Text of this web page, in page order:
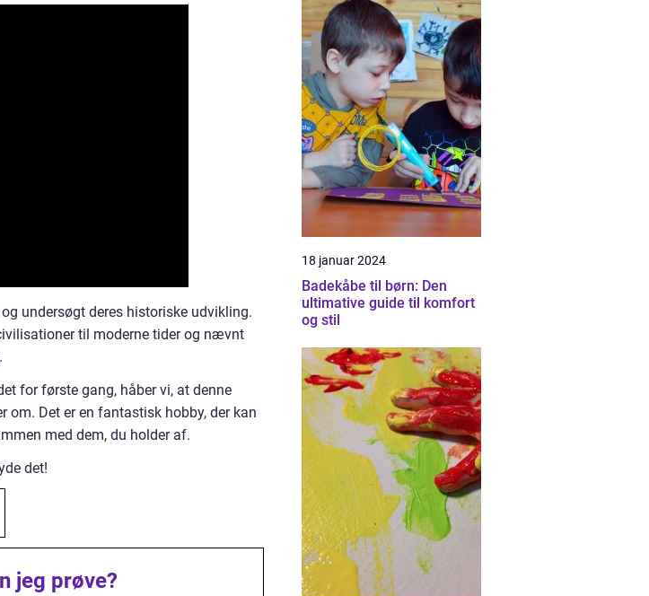
undersøgt deres historiske udvikling.
til moderne tider og nævnt
for første gang, håber vi, at denne
Det er en fantastisk hobby, der kan
med dem, du holder af.
det!
jeg prøve?
18 januar 2024
Badekåbe til børn: Den
ultimative guide til komfort
og stil